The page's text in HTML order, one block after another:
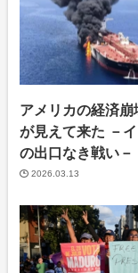
アメリカの経済崩
が見えて来た －
の出口なき戦い－
2026.03.13